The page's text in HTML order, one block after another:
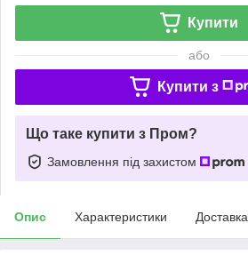
Купити
або
Купити з
Що таке купити з Пром?
Замовлення під захистом
Опис Характеристики Доставка